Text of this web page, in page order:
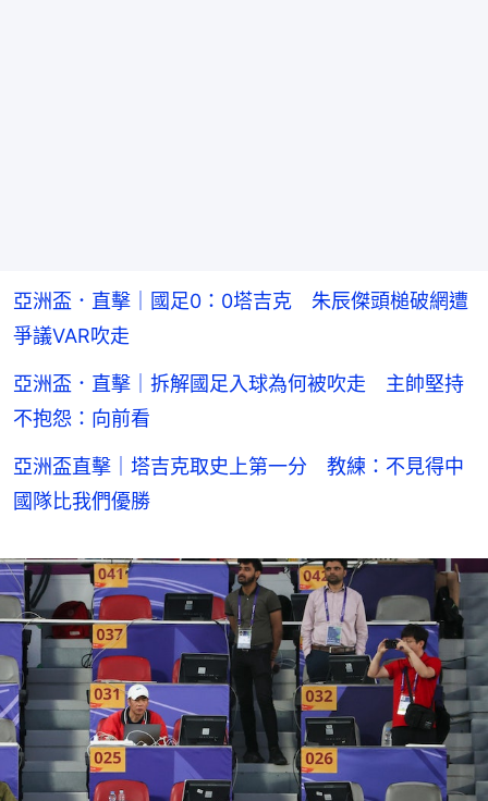
亞洲盃．直擊｜國足0：0塔吉克 朱辰傑頭槌破網遭
爭議VAR吹走
亞洲盃．直擊｜拆解國足入球為何被吹走 主帥堅持
不抱怨：向前看
亞洲盃直擊｜塔吉克取史上第一分 教練：不見得中
國隊比我們優勝